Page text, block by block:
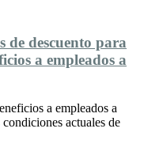
de descuento para
a empleados a
a empleados a
actuales de